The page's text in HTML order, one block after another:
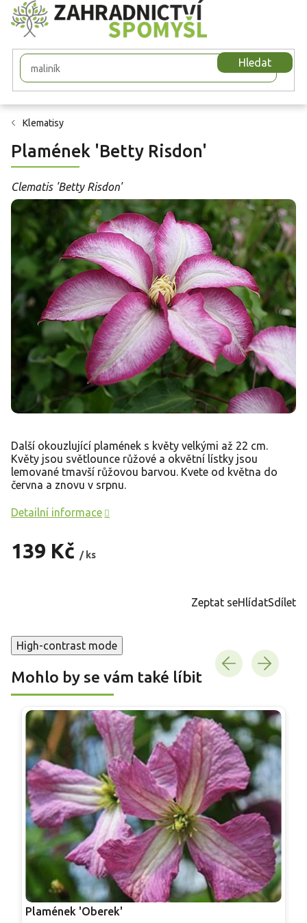
Přejít
na
obsah
Hledat
Klematisy
Plamének 'Betty Risdon'
Clematis 'Betty Risdon'
139 Kč / ks
Další okouzlující plamének s květy velkými až 22 cm.
Květy jsou světlounce růžové a okvětní lístky jsou
lemované tmavší růžovou barvou. Kvete od května do
června a znovu v srpnu.
Detailní informace
Zeptat seHlídatSdílet
High-contrast mode
Mohlo by se vám také líbit
Plamének 'Oberek'